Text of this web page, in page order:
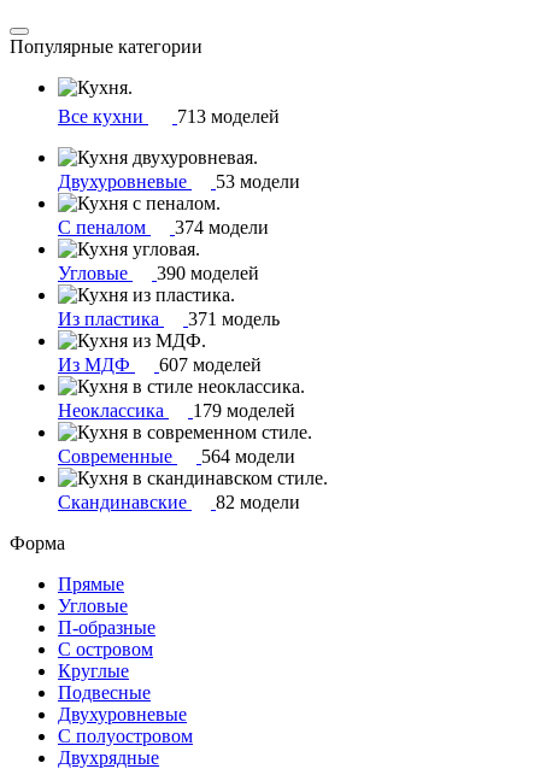
Популярные категории
Все кухни 713 моделей
Двухуровневые 53 модели
С пеналом 374 модели
Угловые 390 моделей
Из пластика 371 модель
Из МДФ 607 моделей
Неоклассика 179 моделей
Современные 564 модели
Скандинавские
82 модели
Форма
Прямые
Угловые
П-образные
С островом
Круглые
Подвесные
Двухуровневые
С полуостровом
Двухрядные